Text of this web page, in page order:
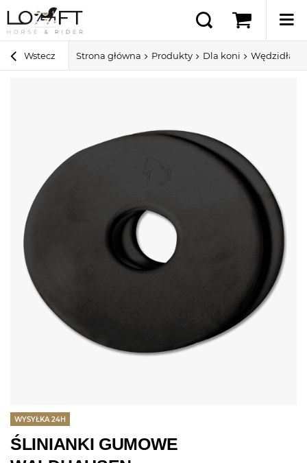
Wstecz Strona główna Produkty Dla koni Wędzidła
ŚLINIANKI GUMOWE
WYSYŁKA 24H